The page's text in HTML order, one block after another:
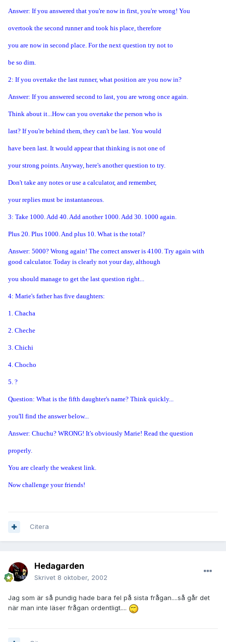
Answer: If you answered that you're now in first, you're wrong! You
overtook the second runner and took his place, therefore
you are now in second place. For the next question try not to
be so dim.
2: If you overtake the last runner, what position are you now in?
Answer: If you answered second to last, you are wrong once again.
Think about it...How can you overtake the person who is
last? If you're behind them, they can't be last. You would
have been last. It would appear that thinking is not one of
your strong points. Anyway, here's another question to try.
Don't take any notes or use a calculator, and remember,
your replies must be instantaneous.
3: Take 1000. Add 40. Add another 1000. Add 30. 1000 again.
Plus 20. Plus 1000. And plus 10. What is the total?
Answer: 5000? Wrong again! The correct answer is 4100. Try again with
good calculator. Today is clearly not your day, although
you should manage to get the last question right...
4: Marie's father has five daughters:
1. Chacha
2. Cheche
3. Chichi
4. Chocho
5. ?
Question: What is the fifth daughter's name? Think quickly...
you'll find the answer below...
Answer: Chuchu? WRONG! It's obviously Marie! Read the question
properly.
You are clearly the weakest link.
Now challenge your friends!
Citera
Hedagarden
Skrivet 8 oktober, 2002
Jag som är så pundig hade bara fel på sista frågan....så går det
när man inte läser frågan ordentligt....